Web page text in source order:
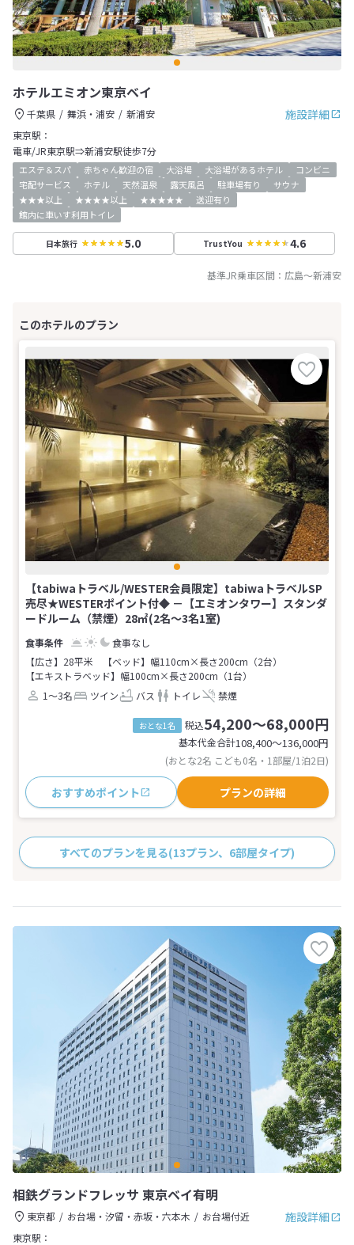
ホテルエミオン東京ベイ
施設詳細
千葉県 舞浜・浦安
新浦安
東京駅：
電車/JR東京駅⇒新浦安駅徒歩7分
エステ＆スパ 赤ちゃん歓迎の宿 大浴場 大浴場があるホテル
コンビニ
宅配サービス
ホテル 天然温泉 露天風呂 駐車場有り
サウナ
★★★以上
★★★★以上 ★★★★★
送迎有り
館内に車いす利用トイレ
日本旅行 5.0 TrustYou 4.6
基準JR乗車区間： 広島～新浦安
【tabiwaトラベル/WESTER会員限定】tabiwaトラベルSP
売尽★WESTERポイント付◆ －【エミオンタワー】スタンダ
ードルーム（禁煙）28㎡(2名～3名1室)
食事なし
【広さ】28平米
【ベッド】幅110cm×長さ200cm（2台）
【エキストラベッド】幅100cm×長さ200cm（1台）
1～3名
ツイン バス トイレ 禁煙
おとな1名 税込54,200～68,000円
基本代金合計108,400〜136,000円
(おとな2名 こども0名・1部屋/1泊2日)
おすすめポイント プランの詳細
すべてのプランを見る(13プラン、6部屋タイプ)
相鉄グランドフレッサ 東京ベイ有明
施設詳細
東京都 お台場・汐留・赤坂・六本木
お台場付近
東京駅：